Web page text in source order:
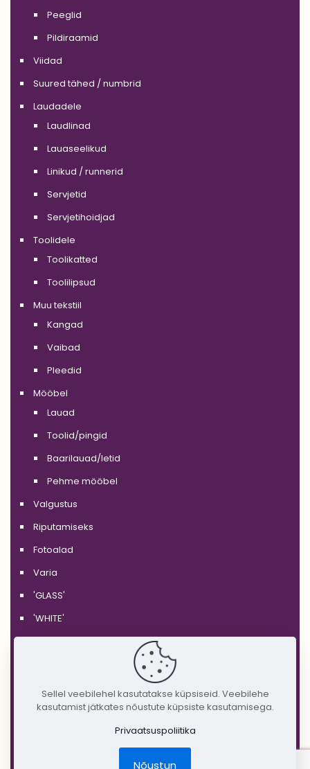
Peeglid
Pildiraamid
Viidad
Suured tähed / numbrid
Laudadele
Laudlinad
Lauaseelikud
Linikud / runnerid
Servjetid
Servjetihoidjad
Toolidele
Toolikatted
Toolilipsud
Muu tekstiil
Kangad
Vaibad
Pleedid
Mööbel
Lauad
Toolid/pingid
Baarilauad/letid
Pehme mööbel
Valgustus
Riputamiseks
Fotoalad
Varia
'GLASS'
'WHITE'
'COPPER'
Sellel veebilehel kasutatakse küpsiseid. Veebilehe
kasutamist jätkates nõustute küpsiste kasutamisega.
Privaatsuspoliitika
Nõustun